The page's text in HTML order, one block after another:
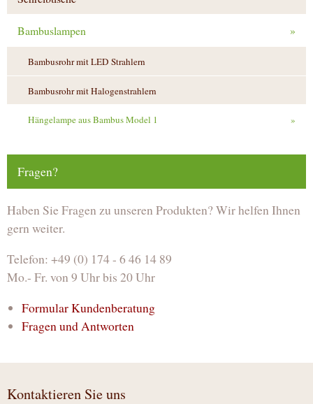
Bambuslampen »
Bambusrohr mit LED Strahlern
Bambusrohr mit Halogenstrahlern
Hängelampe aus Bambus Model 1 »
Fragen?
Haben Sie Fragen zu unseren Produkten? Wir helfen Ihnen
gern weiter.
Telefon: +49 (0) 174 - 6 46 14 89
Mo.- Fr. von 9 Uhr bis 20 Uhr
Formular Kundenberatung
Fragen und Antworten
Kontaktieren Sie uns